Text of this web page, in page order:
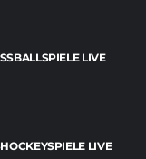
LIVE Ü
LIVE